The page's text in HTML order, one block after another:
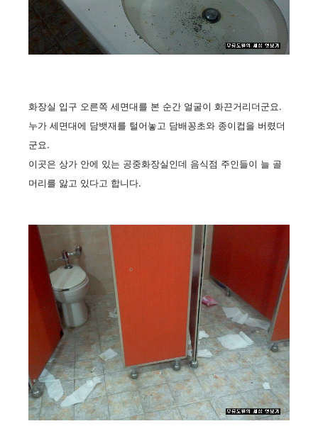
화장실 입구 오른쪽 세면대를 본 순간 얼굴이 화끈거리더군요.
누가 세면대에 담뱃재를 털어놓고 담배꽁초와 종이컵을 버렸더
군요.
이곳은 상가 안에 있는 공중화장실인데 음식점 주인들이 늘 골
머리를 앓고 있다고 합니다.